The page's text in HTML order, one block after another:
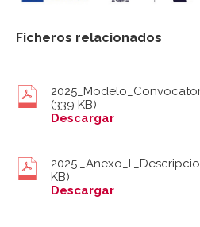
Ficheros relacionados
(339 KB)
Descargar
KB)
Descargar